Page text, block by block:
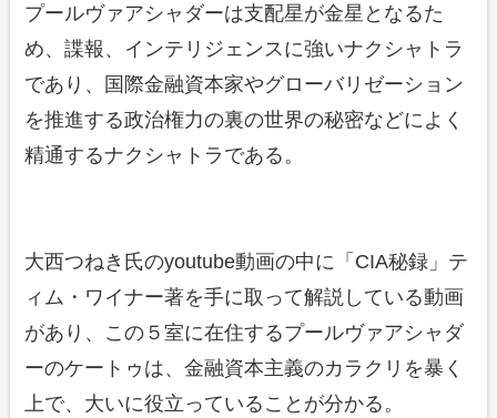
プールヴァアシャダーは支配星が金星となるた
め、諜報、インテリジェンスに強いナクシャトラ
であり、国際金融資本家やグローバリゼーション
を推進する政治権力の裏の世界の秘密などによく
精通するナクシャトラである。
大西つねき氏のyoutube動画の中に「CIA秘録」テ
ィム・ワイナー著を手に取って解説している動画
があり、この５室に在住するプールヴァアシャダ
ーのケートゥは、金融資本主義のカラクリを暴く
上で、大いに役立っていることが分かる。